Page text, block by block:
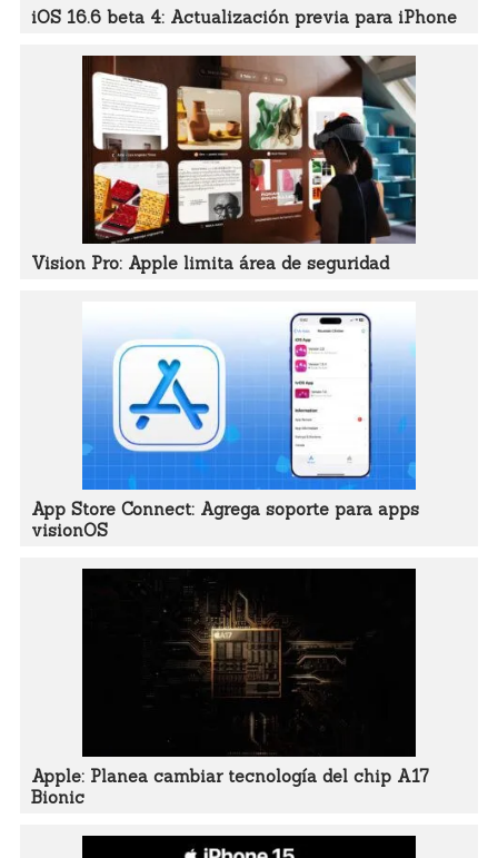
iOS 16.6 beta 4: Actualización previa para iPhone
Vision Pro: Apple limita área de seguridad
App Store Connect: Agrega soporte para apps
visionOS
Apple: Planea cambiar tecnología del chip A17
Bionic